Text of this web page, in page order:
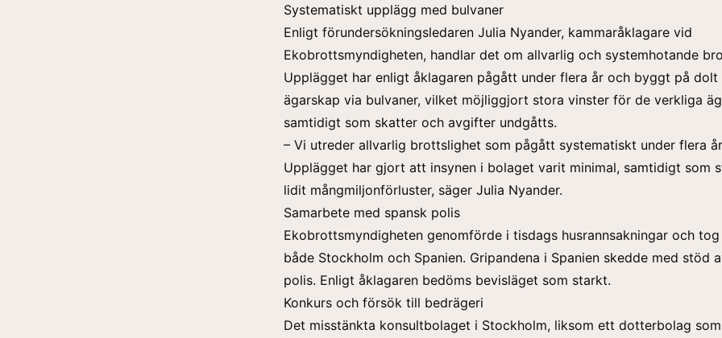
Systematiskt upplägg med bulvaner
Enligt förundersökningsledaren Julia Nyander, kammaråklagare vid
Ekobrottsmyndigheten, handlar det om allvarlig och systemhotande
Upplägget har enligt åklagaren pågått under flera år och byggt på dolt
ägarskap via bulvaner, vilket möjliggjort stora vinster för de verkliga
samtidigt som skatter och avgifter undgåtts.
– Vi utreder allvarlig brottslighet som pågått systematiskt under flera
Upplägget har gjort att insynen i bolaget varit minimal, samtidigt som
lidit mångmiljonförluster, säger Julia Nyander.
Samarbete med spansk polis
Ekobrottsmyndigheten genomförde i tisdags husrannsakningar och
både Stockholm och Spanien. Gripandena i Spanien skedde med stöd
polis. Enligt åklagaren bedöms bevisläget som starkt.
Konkurs och försök till bedrägeri
Det misstänkta konsultbolaget i Stockholm, liksom ett dotterbolag